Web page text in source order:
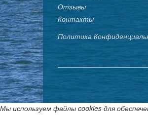
Отзывы
Контакты
Политика
Мы используем файлы cookies для